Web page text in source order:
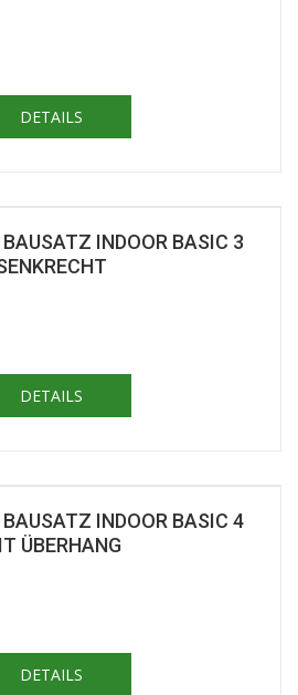
DETAILS
INDOOR BASIC 3
DETAILS
BAUSATZ INDOOR BASIC 4
ÜBERHANG
DETAILS